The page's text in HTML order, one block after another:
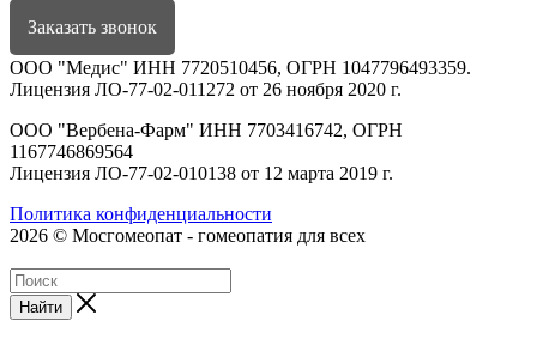
Заказать звонок
ООО "Медис" ИНН 7720510456, ОГРН 1047796493359.
Лицензия ЛО-77-02-011272 от 26 ноября 2020 г.
ООО "Вербена-Фарм" ИНН 7703416742, ОГРН
1167746869564
Лицензия ЛО-77-02-010138 от 12 марта 2019 г.
Политика конфиденциальности
2026 © Мосгомеопат - гомеопатия для всех
Найти